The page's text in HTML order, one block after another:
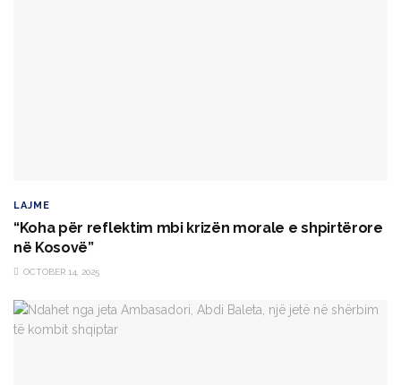
LAJME
“Koha për reflektim mbi krizën morale e shpirtërore
në Kosovë”
OCTOBER 14, 2025